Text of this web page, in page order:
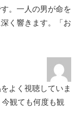
。一人の男が命を
く響きます。「お
よく視聴していま
観ても何度も観